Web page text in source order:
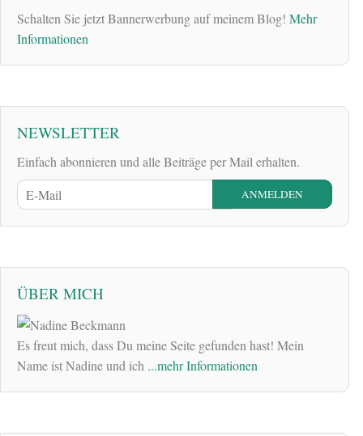
Schalten Sie jetzt Bannerwerbung auf meinem Blog! Mehr
Informationen
NEWSLETTER
Einfach abonnieren und alle Beiträge per Mail erhalten.
ÜBER MICH
Es freut mich, dass Du meine Seite gefunden hast! Mein
Name ist Nadine und ich ...mehr Informationen